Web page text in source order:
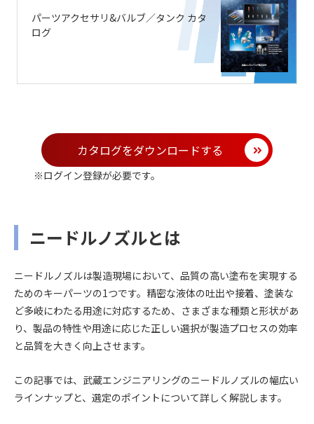
パーツアクセサリ&バルブ／タンク カタ
ログ
カタログをダウンロードする
※ログイン登録が必要です。
ニードルノズルとは
ニードルノズルは製造現場において、品質の高い塗布を実現する
ためのキーパーツの1つです。精密な液体の吐出や接着、塗装な
ど多岐にわたる用途に対応するため、さまざまな種類と形状があ
り、製品の特性や用途に応じた正しい選択が製造プロセスの効率
と品質を大きく向上させます。
この記事では、武蔵エンジニアリングのニードルノズルの幅広い
ラインナップと、選定のポイントについて詳しく解説します。